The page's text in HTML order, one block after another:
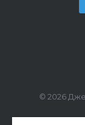
© 2026